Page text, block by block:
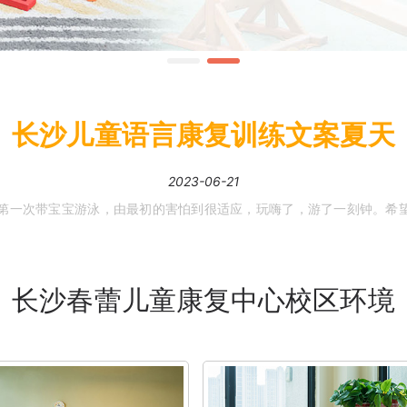
长沙儿童语言康复训练文案夏天
2023-06-21
长沙春蕾儿童康复中心校区环境